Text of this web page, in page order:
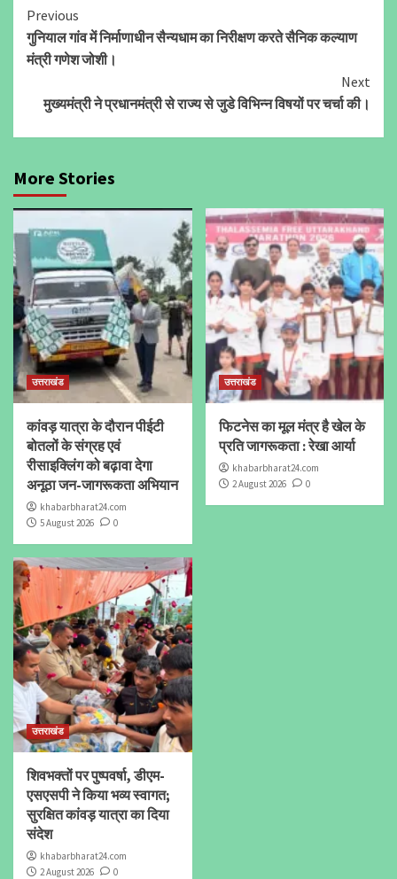
Continue
Reading
Previous
गुनियाल गांव में निर्माणाधीन सैन्यधाम का निरीक्षण करते सैनिक कल्याण
मंत्री गणेश जोशी।
Next
मुख्यमंत्री ने प्रधानमंत्री से राज्य से जुडे विभिन्न विषयों पर चर्चा की।
More Stories
उत्तराखंड
कांवड़ यात्रा के दौरान पीईटी
बोतलों के संग्रह एवं
रीसाइक्लिंग को बढ़ावा देगा
अनूठा जन-जागरूकता अभियान
khabarbharat24.com
5 August 2026
0
उत्तराखंड
फिटनेस का मूल मंत्र है खेल के
प्रति जागरूकता : रेखा आर्या
khabarbharat24.com
2 August 2026
0
उत्तराखंड
शिवभक्तों पर पुष्पवर्षा, डीएम-
एसएसपी ने किया भव्य स्वागत;
सुरक्षित कांवड़ यात्रा का दिया
संदेश
khabarbharat24.com
2 August 2026
0